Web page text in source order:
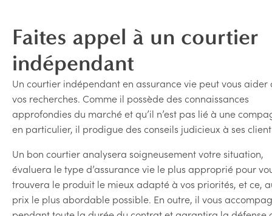
Faites appel à un courtier
indépendant
Un courtier indépendant en assurance vie peut vous aider
vos recherches. Comme il possède des connaissances
approfondies du marché et qu’il n’est pas lié à une
en particulier, il prodigue des conseils judicieux à ses
Un bon courtier analysera soigneusement votre situation,
évaluera le type d’assurance vie le plus approprié pour
trouvera le produit le mieux adapté à vos priorités, et ce,
prix le plus abordable possible. En outre, il vous